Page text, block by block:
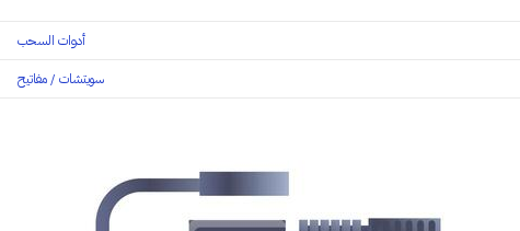
أدوات السحب
سويتشات / مفاتيح